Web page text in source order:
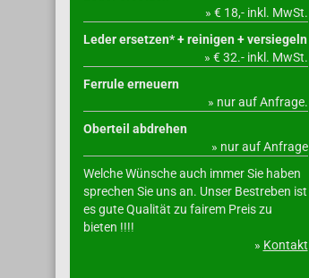
» € 18,- inkl. MwSt.
Leder ersetzen* + reinigen + versiegeln
» € 32.- inkl. MwSt.
Ferrule erneuern
» nur auf Anfrage.
Oberteil abdrehen
» nur auf Anfrage
Welche Wünsche auch immer Sie haben
sprechen Sie uns an. Unser Bestreben ist
es gute Qualität zu fairem Preis zu
bieten !!!!
» Kontakt